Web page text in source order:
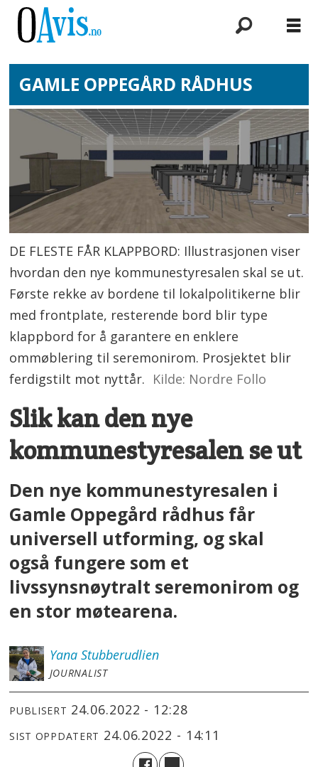
GAMLE OPPEGÅRD RÅDHUS
DE FLESTE FÅR KLAPPBORD: Illustrasjonen viser
hvordan den nye kommunestyresalen skal se ut.
Første rekke av bordene til lokalpolitikerne blir
med frontplate, resterende bord blir type
klappbord for å garantere en enklere
ommøblering til seremonirom. Prosjektet blir
ferdigstilt mot nyttår. Kilde: Nordre Follo
Slik kan den nye
kommunestyresalen se ut
Den nye kommunestyresalen i
Gamle Oppegård rådhus får
universell utforming, og skal
også fungere som et
livssynsnøytralt seremonirom og
en stor møtearena.
Yana Stubberudlien
JOURNALIST
PUBLISERT 24.06.2022 - 12:28
SIST OPPDATERT 24.06.2022 - 14:11